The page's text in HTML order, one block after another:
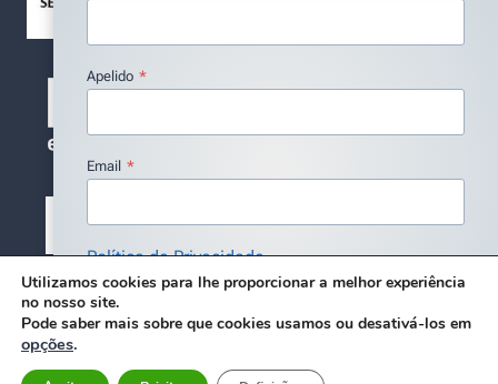
© 2026 DMC - DESIGN BY BLUE SERENITY
Apelido *
Email *
Política de Privacidade
Concordo com a Política de Privacidade *
Utilizamos cookies para lhe proporcionar a melhor experiência
no nosso site.
Pode saber mais sobre que cookies usamos ou desativá-los em
opções.